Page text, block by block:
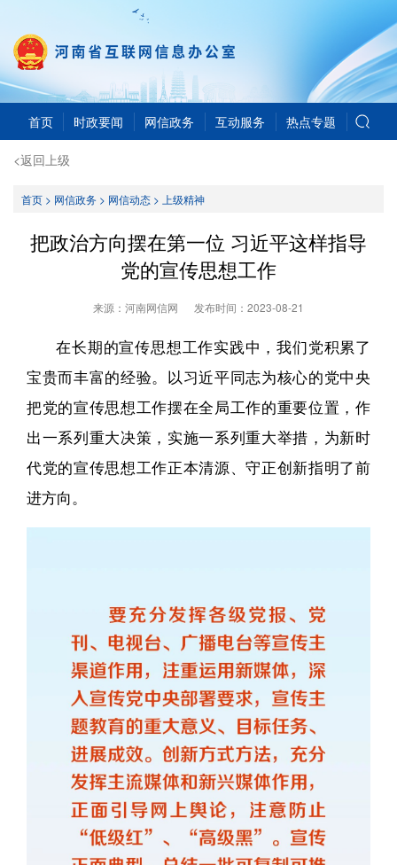
首页 时政要闻 网信政务 互动服务 热点专题
<返回上级
首页> 网信政务> 网信动态> 上级精神
把政治方向摆在第一位 习近平这样指导
党的宣传思想工作
来源：河南网信网 发布时间： 2023-08-21
在长期的宣传思想工作实践中，我们党积累了
宝贵而丰富的经验。以习近平同志为核心的党中央
把党的宣传思想工作摆在全局工作的重要位置，作
出一系列重大决策，实施一系列重大举措，为新时
代党的宣传思想工作正本清源、守正创新指明了前
进方向。